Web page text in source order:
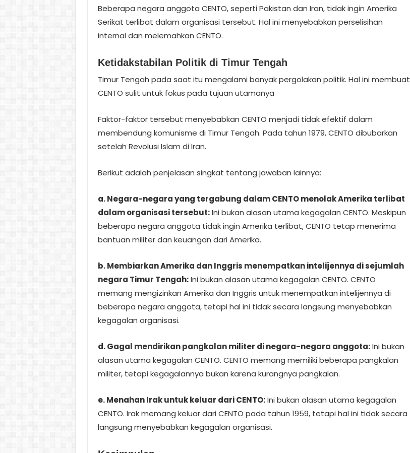
Beberapa negara anggota CENTO, seperti Pakistan dan Iran, tidak ingin Amerika
Serikat terlibat dalam organisasi tersebut. Hal ini menyebabkan perselisihan
internal dan melemahkan CENTO.
Ketidakstabilan Politik di Timur Tengah
Timur Tengah pada saat itu mengalami banyak pergolakan politik. Hal ini membuat
CENTO sulit untuk fokus pada tujuan utamanya
Faktor-faktor tersebut menyebabkan CENTO menjadi tidak efektif dalam
membendung komunisme di Timur Tengah. Pada tahun 1979, CENTO dibubarkan
setelah Revolusi Islam di Iran.
Berikut adalah penjelasan singkat tentang jawaban lainnya:
a. Negara-negara yang tergabung dalam CENTO menolak Amerika terlibat
dalam organisasi tersebut:Ini bukan alasan utama kegagalan CENTO. Meskipun
beberapa negara anggota tidak ingin Amerika terlibat, CENTO tetap menerima
bantuan militer dan keuangan dari Amerika.
b. Membiarkan Amerika dan Inggris menempatkan intelijennya di sejumlah
negara Timur Tengah:Ini bukan alasan utama kegagalan CENTO. CENTO
memang mengizinkan Amerika dan Inggris untuk menempatkan intelijennya di
beberapa negara anggota, tetapi hal ini tidak secara langsung menyebabkan
kegagalan organisasi.
d. Gagal mendirikan pangkalan militer di negara-negara anggota:Ini bukan
alasan utama kegagalan CENTO. CENTO memang memiliki beberapa pangkalan
militer, tetapi kegagalannya bukan karena kurangnya pangkalan.
e. Menahan Irak untuk keluar dari CENTO:Ini bukan alasan utama kegagalan
CENTO. Irak memang keluar dari CENTO pada tahun 1959, tetapi hal ini tidak secara
langsung menyebabkan kegagalan organisasi.